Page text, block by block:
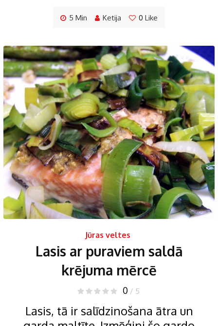
5 Min Ketija 0 Like
Jūras veltes
Lasis ar puraviem saldā
krējuma mērcē
0 / 5
Lasis, tā ir salīdzinošana ātra un